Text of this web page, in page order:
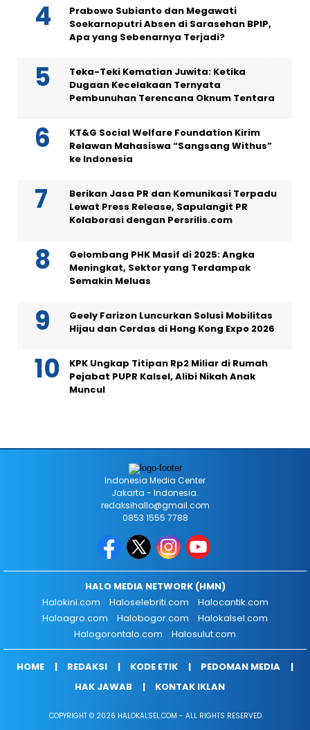
Prabowo Subianto dan Megawati
Soekarnoputri Absen di Sarasehan BPIP,
Apa yang Sebenarnya Terjadi?
Teka-Teki Kematian Juwita: Ketika
Dugaan Kecelakaan Ternyata
Pembunuhan Terencana Oknum Tentara
KT&G Social Welfare Foundation Kirim
Relawan Mahasiswa “Sangsang Withus”
ke Indonesia
Berikan Jasa PR dan Komunikasi Terpadu
Lewat Press Release, Sapulangit PR
Kolaborasi dengan Persrilis.com
Gelombang PHK Masif di 2025: Angka
Meningkat, Sektor yang Terdampak
Semakin Meluas
Geely Farizon Luncurkan Solusi Mobilitas
Hijau dan Cerdas di Hong Kong Expo 2026
KPK Ungkap Titipan Rp2 Miliar di Rumah
Pejabat PUPR Kalsel, Alibi Nikah Anak
Muncul
Indonesia Media Center
Jakarta - Indonesia.
redaksihallo@gmail.com
0853 1555 7788
HALO MEDIA NETWORK (HMN)
Halokini.com
Haloselebriti.com
Halocantik.com
Haloagro.com
Halobogor.com
Halokalsel.com
Halogorontalo.com
Halosulut.com
HOME REDAKSI KODE ETIK
PEDOMAN MEDIA
HAK JAWAB
KONTAK IKLAN
COPYRIGHT © 2026 HALOKALSEL.COM - ALL RIGHTS RESERVED